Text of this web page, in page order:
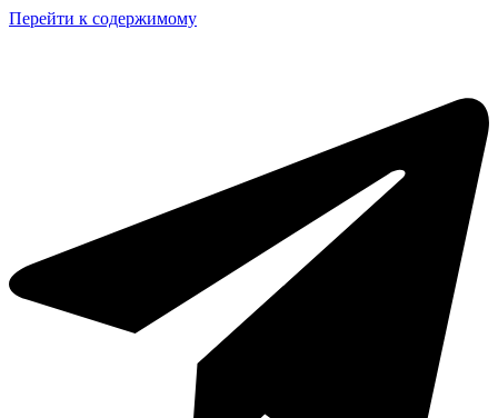
Перейти к содержимому